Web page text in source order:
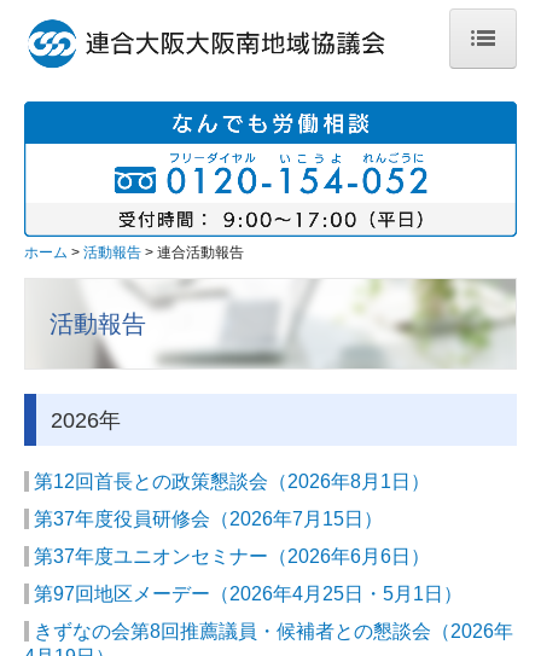
地域・地区紹介
大阪南地域協議会
堺地区協議会
泉州地区協議会
泉南地区協議会
社会貢献活動のご紹介
加盟組合のご紹介
あ行
さ行
た‐な行
ホーム 活動報告 連合活動報告
活動報告
2026年
第12回首長との政策懇談会 （2026年8月1日）
第37年度役員研修会 （2026年7月15日）
第37年度ユニオンセミナー （2026年6月6日）
第97回地区メーデー（2026年4月25日・5月1日）
きずなの会第8回推薦議員・候補者との懇談会（2026年